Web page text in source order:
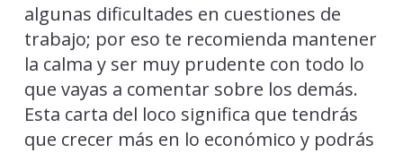
algunas dificultades en cuestiones de
trabajo; por eso te recomienda mantener
la calma y ser muy prudente con todo lo
que vayas a comentar sobre los demás.
Esta carta del loco significa que tendrás
que crecer más en lo económico y podrás